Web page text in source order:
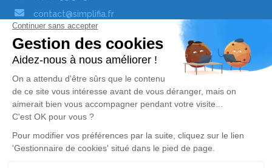
contact@simplifia.fr
Réseaux sociaux
Liens utiles
Publier un avis de décès
Signaler un abus/une erreur